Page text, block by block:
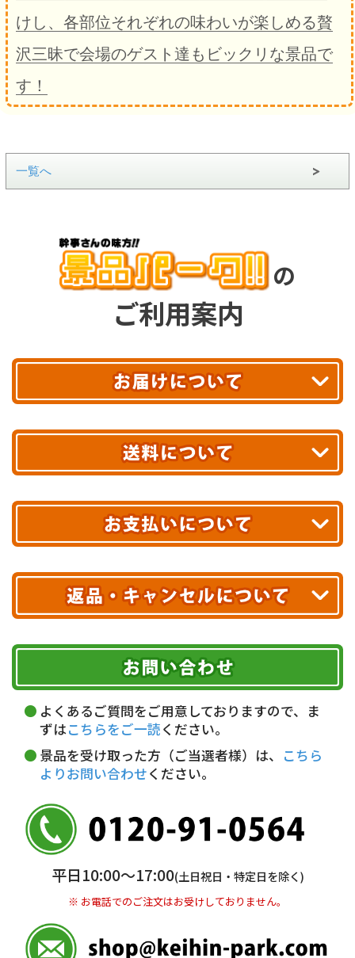
けし、各部位それぞれの味わいが楽しめる贅
沢三昧で会場のゲスト達もビックリな景品で
す！
一覧へ
の
ご利用案内
最短翌日お届け!
あす着エリアが対象です。
エリアやお届け日の確認はこちら▶
※ 配送業者による配送遅延が生じる可能性がございます。
※ 沖縄・離島はお届けできません。
送料無料!
10,000円未満 全国一律1,100円(税込)
配送業者
ヤマト運輸
お届け可能時間帯
午前中 14～16時
16～18時
18～20時
19～21時 指定なし
クレジットカード
代金引換(現金のみ)
5,000円未満…330円(税込)
銀行振込(前払い)
普通 7263489
＜口座名＞ カ）ディースタイル
※ 振込み手数料お客様ご負担。
期限を含むルール（条件）や、お客様にご負担い
ただく費用がございます。
詳しくはこちら▶
よくあるご質問をご用意しておりますので、ま
ずはこちらをご一読ください。
景品を受け取った方（ご当選者様）は、
こちら
よりお問い合わせください。
平日10:00〜17:00(土日祝日・特定日を除く)
※ お電話でのご注文はお受けしておりません。